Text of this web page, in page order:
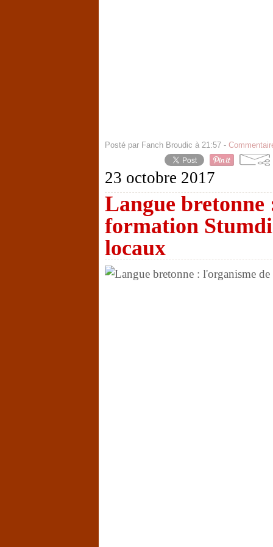
Posté par Fanch Broudic à 21:57 -
23 octobre 2017
Langue bretonne
formation Stumdi
locaux